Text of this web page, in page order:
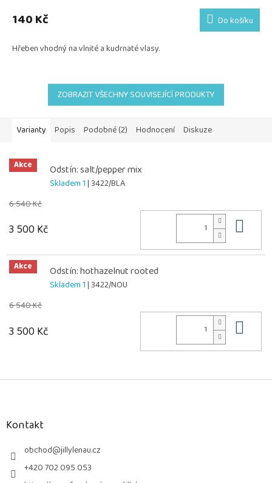
140 Kč Do košíku
Hřeben vhodný na vlnité a kudrnaté vlasy.
ZOBRAZIT VŠECHNY SOUVISEJÍCÍ PRODUKTY
Varianty Popis Podobné (2) Hodnocení Diskuze
Akce Odstín: salt/pepper mix
Skladem 1| 3422/BLA
6 540 Kč
3 500 Kč
Akce Odstín: hothazelnut rooted
Skladem 1| 3422/NOU
6 540 Kč
3 500 Kč
Z
Kontakt
obchod@jillylenau.cz
+420 702 095 053